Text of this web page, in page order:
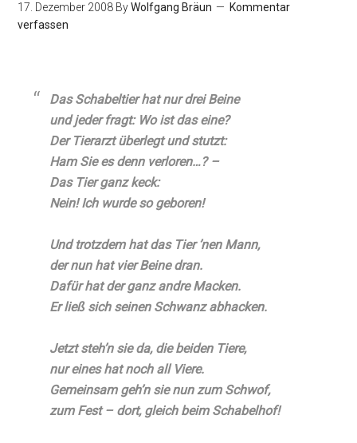
17. Dezember 2008 ByWolfgang Bräun
Kommentar
verfassen
Das Schabeltier hat nur drei Beine
und jeder fragt: Wo ist das eine?
Der Tierarzt überlegt und stutzt:
Ham Sie es denn verloren…? –
Das Tier ganz keck:
Nein! Ich wurde so geboren!
Und trotzdem hat das Tier ’nen Mann,
der nun hat vier Beine dran.
Dafür hat der ganz andre Macken.
Er ließ sich seinen Schwanz abhacken.
Jetzt steh’n sie da, die beiden Tiere,
nur eines hat noch all Viere.
Gemeinsam geh’n sie nun zum Schwof,
zum Fest – dort, gleich beim Schabelhof!